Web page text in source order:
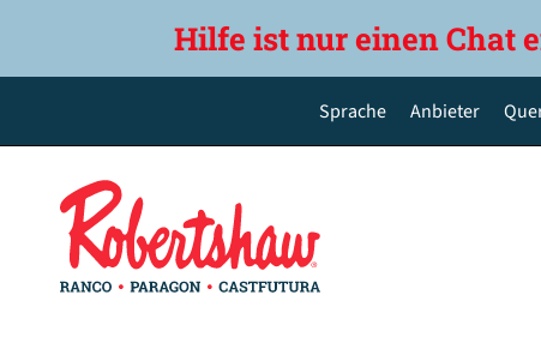
Hilfe ist nur einen Chat
Sprache
Anbieter